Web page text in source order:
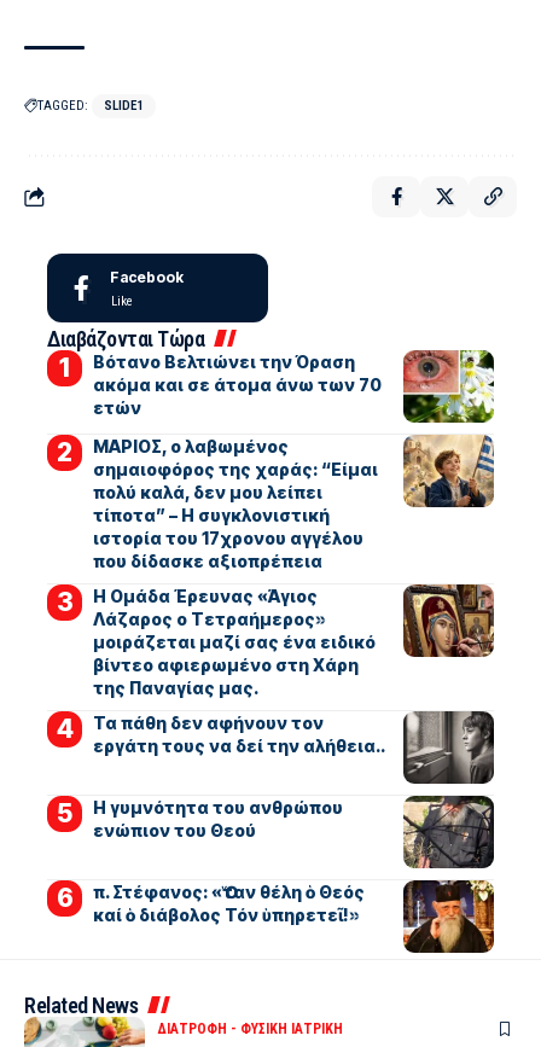
TAGGED: SLIDE1
Facebook
Like
Διαβάζονται Τώρα
Βότανο Βελτιώνει την Όραση
ακόμα και σε άτομα άνω των 70
ετών
ΜΑΡΙΟΣ, ο λαβωμένος
σημαιοφόρος της χαράς: “Είμαι
πολύ καλά, δεν μου λείπει
τίποτα” – Η συγκλονιστική
ιστορία του 17χρονου αγγέλου
που δίδασκε αξιοπρέπεια
Η Ομάδα Έρευνας «Άγιος
Λάζαρος ο Τετραήμερος»
μοιράζεται μαζί σας ένα ειδικό
βίντεο αφιερωμένο στη Χάρη
της Παναγίας μας.
Τα πάθη δεν αφήνουν τον
εργάτη τους να δεί την αλήθεια..
Η γυμνότητα του ανθρώπου
ενώπιον του Θεού
π. Στέφανος: «Ὅταν θέλη ὁ Θεός
καί ὁ διάβολος Τόν ὑπηρετεῖ!»
Related News
ΔΙΑΤΡΟΦΗ - ΦΥΣΙΚΗ ΙΑΤΡΙΚΗ